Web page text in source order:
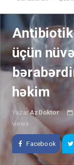
üçün
həkim
YazarAzDoktor
views
Facebook